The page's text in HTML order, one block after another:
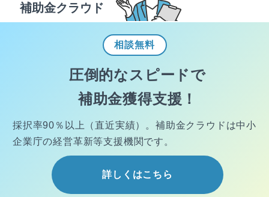
補助金クラウド
相談無料
圧倒的なスピードで
補助金獲得支援！
採択率90％以上（直近実績）。 補助金クラウドは中小
企業庁の経営革新等支援機関です。
詳しくはこちら